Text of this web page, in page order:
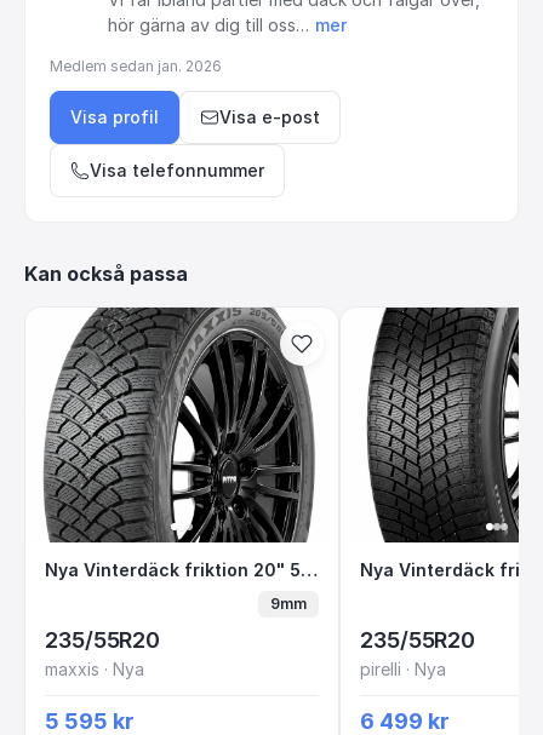
hör gärna av dig till oss… mer
Medlem sedan jan. 2026
Visa profil Visa e-post
Visa telefonnummer
Kan också passa
Nya Vinterdäck friktion 20" 5x120 maxxis —
Nya Vinterdäck friktion 20" 5x120 maxxis — Volvo EX60
9mm
235/55R20
maxxis · Nya
5 595 kr
Nya Vinterdäck
235/55R20
pirelli · Nya
6 499 kr